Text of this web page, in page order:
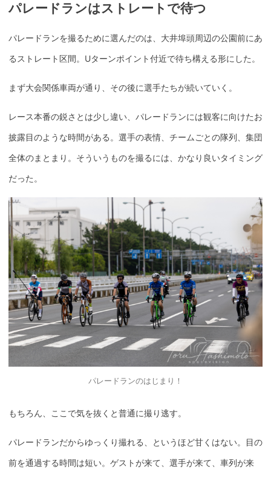
パレードランはストレートで待つ
パレードランを撮るために選んだのは、大井埠頭周辺の公園前にあ
るストレート区間。Uターンポイント付近で待ち構える形にした。
まず大会関係車両が通り、その後に選手たちが続いていく。
レース本番の鋭さとは少し違い、パレードランには観客に向けたお
披露目のような時間がある。選手の表情、チームごとの隊列、集団
全体のまとまり。そういうものを撮るには、かなり良いタイミング
だった。
パレードランのはじまり！
もちろん、ここで気を抜くと普通に撮り逃す。
パレードランだからゆっくり撮れる、というほど甘くはない。目の
前を通過する時間は短い。ゲストが来て、選手が来て、車列が来